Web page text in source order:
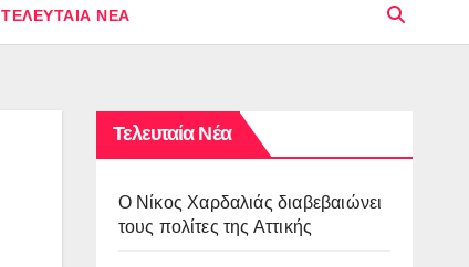
ΤΕΛΕΥΤΑΙΑ ΝΕΑ
Τελευταία Νέα
O Νίκος Χαρδαλιάς διαβεβαιώνει
τους πολίτες της Αττικής